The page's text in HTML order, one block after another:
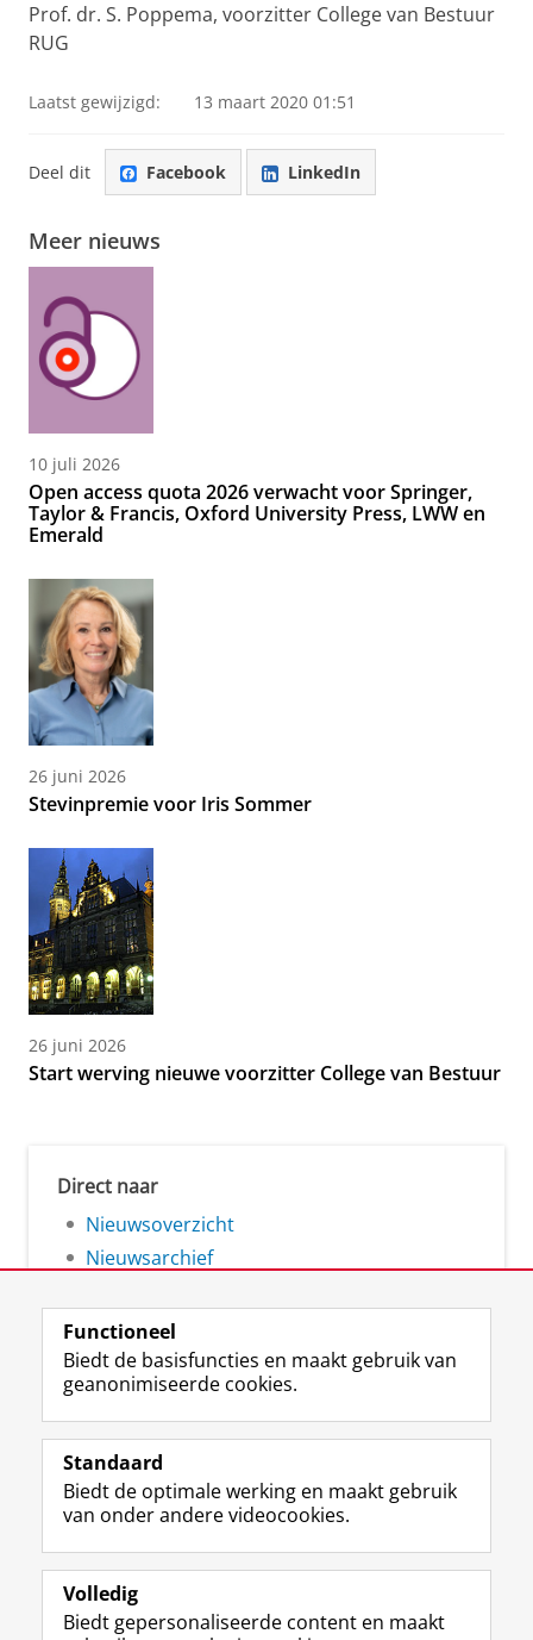
Prof. dr. S. Poppema, voorzitter College van Bestuur
RUG
Laatst gewijzigd: 13 maart 2020 01:51
Deel dit Facebook LinkedIn
Meer nieuws
10 juli 2026
Open access quota 2026 verwacht voor Springer,
Taylor & Francis, Oxford University Press, LWW en
Emerald
26 juni 2026
Stevinpremie voor Iris Sommer
26 juni 2026
Start werving nieuwe voorzitter College van Bestuur
Direct naar
Nieuwsoverzicht
Nieuwsarchief
Volg de RUG
F
a
e
b
o
p
L
i
k
e
I
-
R
S
-
f
e
R
I
n
t
r
m
Y
o
T
e
k
Studiekiezers
Alumni
Over ons
Functioneel
Biedt de basisfuncties en maakt gebruik van
geanonimiseerde cookies.
Standaard
Biedt de optimale werking en maakt gebruik
van onder andere videocookies.
Volledig
Biedt gepersonaliseerde content en maakt